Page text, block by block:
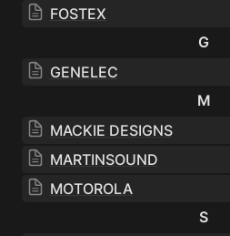
FOSTEX
G
GENELEC
M
MACKIE DESIGNS
MARTINSOUND
MOTOROLA
S